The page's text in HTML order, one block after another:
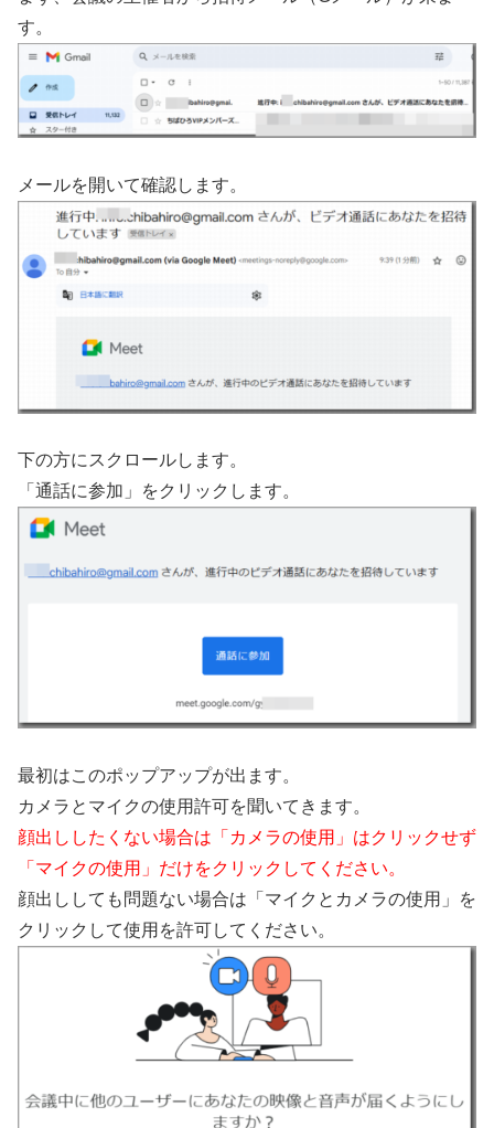
す。
メールを開いて確認します。
下の方にスクロールします。
「通話に参加」をクリックします。
最初はこのポップアップが出ます。
カメラとマイクの使用許可を聞いてきます。
顔出ししたくない場合は「カメラの使用」はクリックせず
「マイクの使用」だけをクリックしてください。
顔出ししても問題ない場合は「マイクとカメラの使用」を
クリックして使用を許可してください。